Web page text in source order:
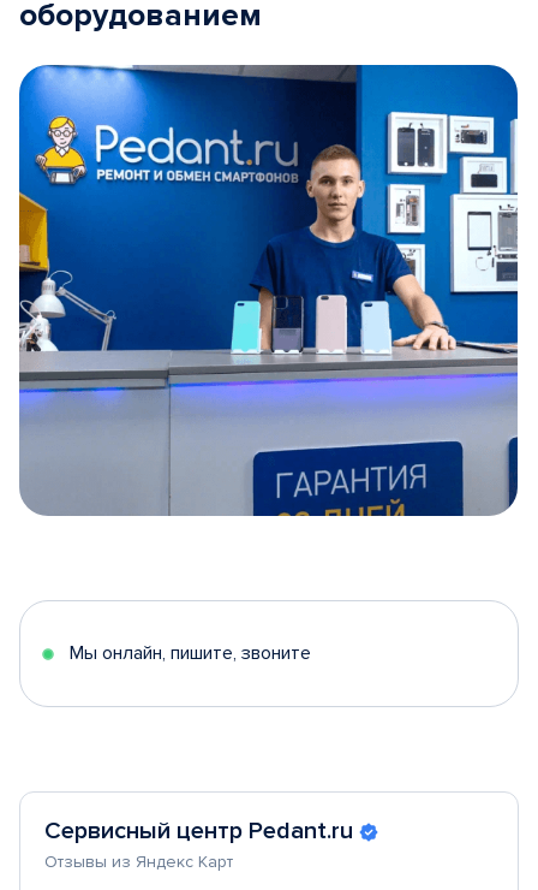
оборудованием
5
Мы онлайн, пишите, звоните
Сервисный центр Pedant.ru
Отзывы из Яндекс Карт